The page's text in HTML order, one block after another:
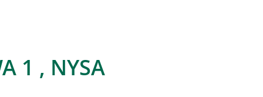
1 , NYSA